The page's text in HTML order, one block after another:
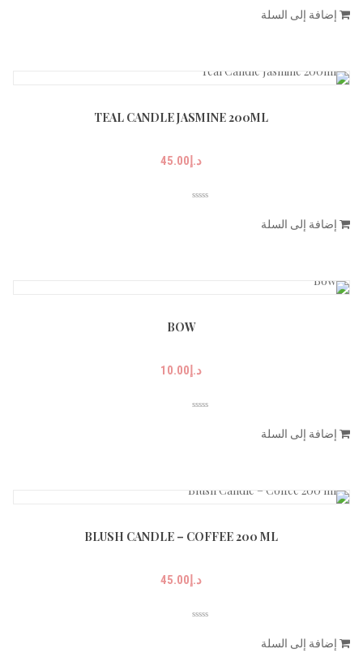
إضافة إلى السلة
TEAL CANDLE JASMINE 200ML
د.إ45.00
إضافة إلى السلة
BOW
د.إ10.00
إضافة إلى السلة
BLUSH CANDLE – COFFEE 200 ML
د.إ45.00
إضافة إلى السلة